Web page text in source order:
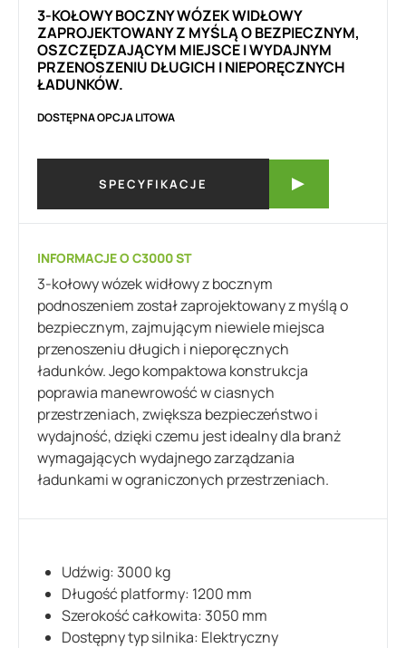
3-KOŁOWY BOCZNY WÓZEK WIDŁOWY
ZAPROJEKTOWANY Z MYŚLĄ O BEZPIECZNYM,
OSZCZĘDZAJĄCYM MIEJSCE I WYDAJNYM
PRZENOSZENIU DŁUGICH I NIEPORĘCZNYCH
ŁADUNKÓW.
DOSTĘPNA OPCJA LITOWA
SPECYFIKACJE
INFORMACJE O C3000 ST
3-kołowy wózek widłowy z bocznym
podnoszeniem został zaprojektowany z myślą o
bezpiecznym, zajmującym niewiele miejsca
przenoszeniu długich i nieporęcznych
ładunków. Jego kompaktowa konstrukcja
poprawia manewrowość w ciasnych
przestrzeniach, zwiększa bezpieczeństwo i
wydajność, dzięki czemu jest idealny dla branż
wymagających wydajnego zarządzania
ładunkami w ograniczonych przestrzeniach.
Udźwig: 3000 kg
Długość platformy: 1200 mm
Szerokość całkowita: 3050 mm
Dostępny typ silnika: Elektryczny